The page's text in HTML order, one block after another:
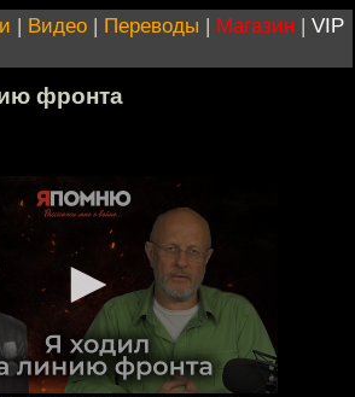
| Видео | Переводы | Магазин | VIP
фронта